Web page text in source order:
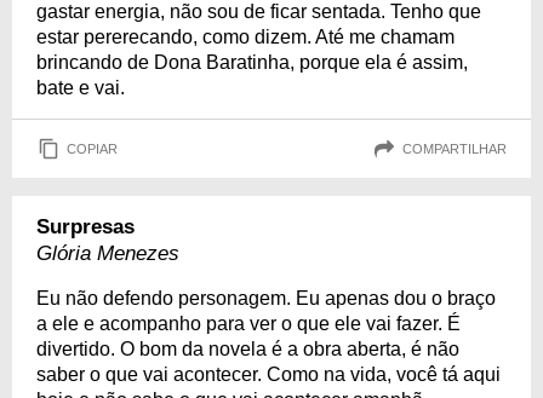
gastar energia, não sou de ficar sentada. Tenho que
estar pererecando, como dizem. Até me chamam
brincando de Dona Baratinha, porque ela é assim,
bate e vai.
COPIAR COMPARTILHAR
Surpresas
Glória Menezes
Eu não defendo personagem. Eu apenas dou o braço
a ele e acompanho para ver o que ele vai fazer. É
divertido. O bom da novela é a obra aberta, é não
saber o que vai acontecer. Como na vida, você tá aqui